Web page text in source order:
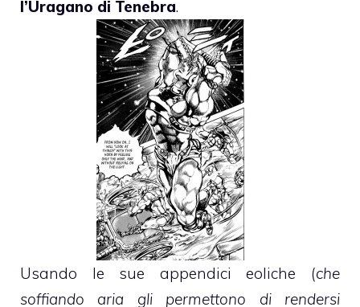
l’Uragano di Tenebra.
Usando le sue appendici eoliche (che
soffiando aria gli permettono di rendersi